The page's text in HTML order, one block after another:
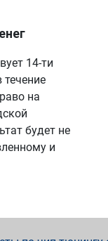
14-ти
течение
на
будет не
и